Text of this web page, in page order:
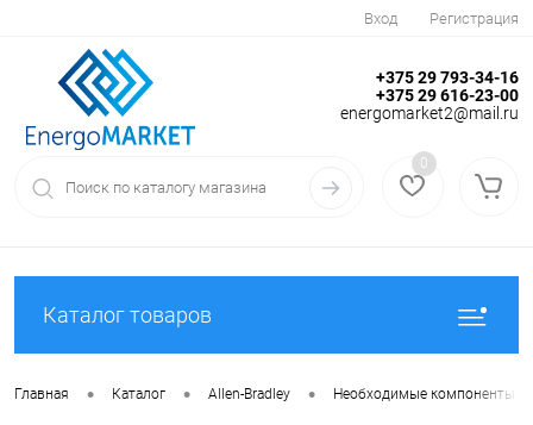
Вход Регистрация
+375 29 793-34-16
+375 29 616-23-00
energomarket2@mail.ru
0
Каталог товаров
Главная • Каталог • Allen-Bradley • Необходимые компоненты